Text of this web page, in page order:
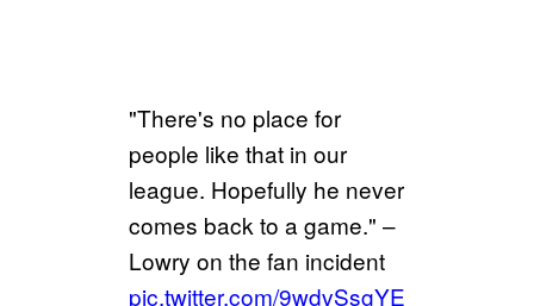
"There's no place for
people like that in our
league. Hopefully he never
comes back to a game." –
Lowry on the fan incident
pic.twitter.com/9wdvSsgYE